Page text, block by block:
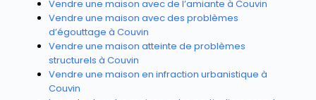
Vendre une maison avec de l’amiante à Couvin
Vendre une maison avec des problèmes
d’égouttage à Couvin
Vendre une maison atteinte de problèmes
structurels à Couvin
Vendre une maison en infraction urbanistique à
Couvin